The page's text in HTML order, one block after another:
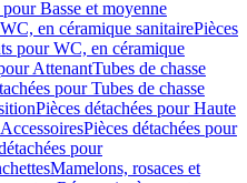
pour Basse et moyenne
en céramique sanitairePièces
pour WC, en céramique
AttenantTubes de chasse
pour Tubes de chasse
Pièces détachées pour Haute
AccessoiresPièces détachées pour
pour
Mamelons, rosaces et